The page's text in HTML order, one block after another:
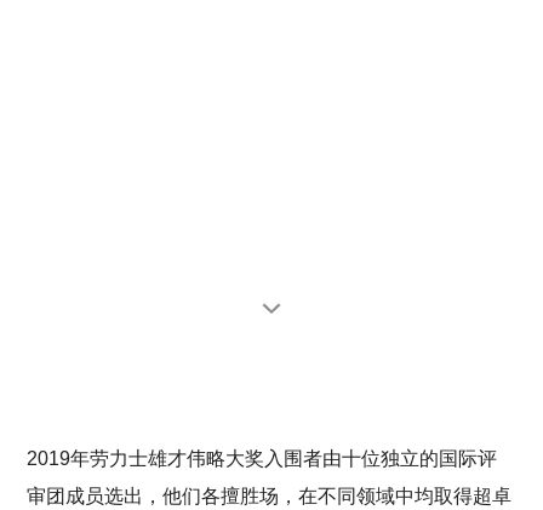
2019年劳力士雄才伟略大奖入围者由十位独立的国际评
审团成员选出，他们各擅胜场，在不同领域中均取得超卓